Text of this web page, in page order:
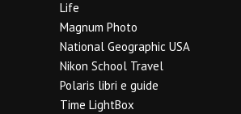
Life
Magnum Photo
National Geographic USA
Nikon School Travel
Polaris libri e guide
Time LightBox